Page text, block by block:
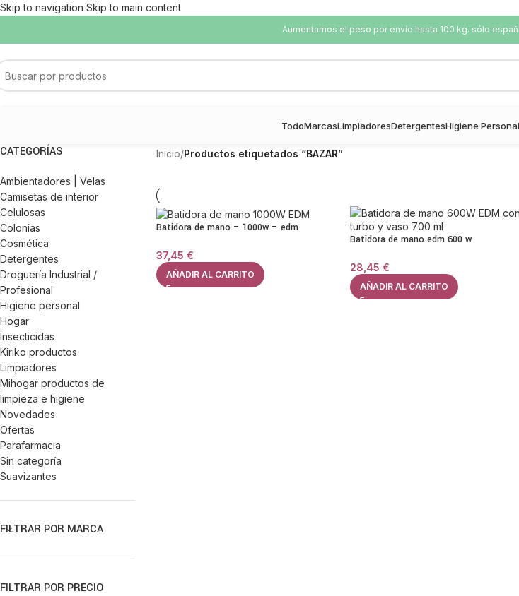
Skip to navigation Skip to main content
Aumentamos el peso por envío hasta 100 kg. sólo
TodoMarcasLimpiadoresDetergentesHigiene Personal
CATEGORÍAS
Ambientadores | Velas
Camisetas de interior
Celulosas
Colonias
Cosmética
Detergentes
Droguería Industrial /
Profesional
Higiene personal
Hogar
Insecticidas
Kiriko productos
Limpiadores
Mihogar productos de
limpieza e higiene
Novedades
Ofertas
Parafarmacia
Sin categoría
Suavizantes
FILTRAR POR MARCA
FILTRAR POR PRECIO
Inicio/Productos etiquetados “BAZAR”
Batidora de mano – 1000w – edm
37,45 €
AÑADIR AL CARRITO
Batidora de mano edm 600 w
28,45 €
AÑADIR AL CARRITO